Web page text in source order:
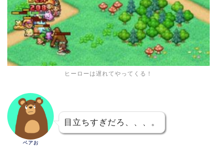
ヒーローは遅れてやってくる！
ベアお
目立ちすぎだろ、、、。